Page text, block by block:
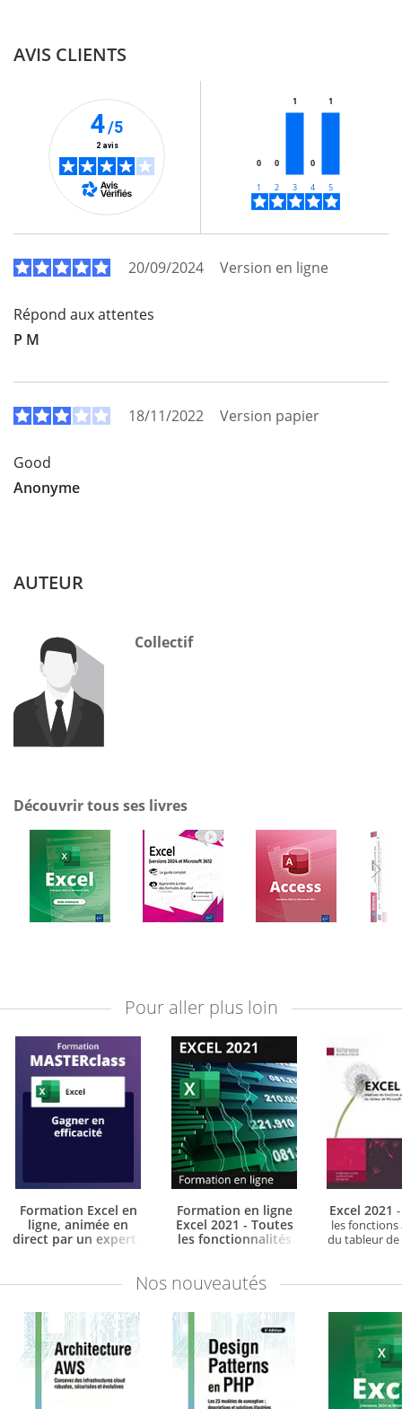
AVIS CLIENTS
4/5
2 avis
0 0
1
0
1
20/09/2024 Version en ligne
Répond aux attentes
P M
18/11/2022 Version papier
Good
Anonyme
AUTEUR
Collectif
Découvrir tous ses livres
Pour aller plus loin
Formation Excel en
ligne, animée en
direct par un expert
attestation de suivi
Formation en ligne
Excel 2021 - Toutes
les fonctionnalités
Excel 2021 OFFERT -
Excel 2021
les fonctions
du tableur
Nos nouveautés